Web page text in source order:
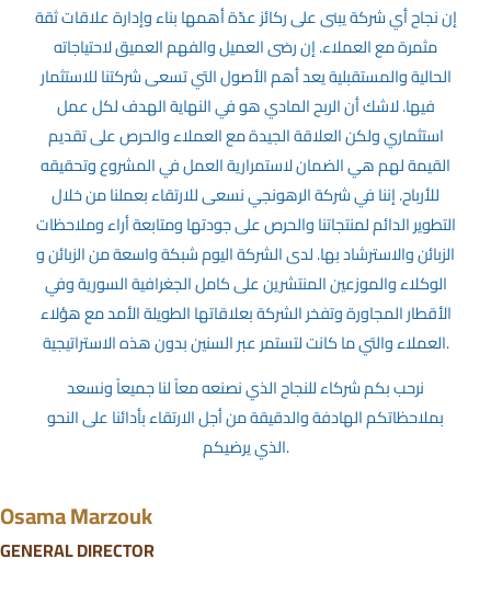
إن نجاح أي شركة يبنى على ركائز عدّة أهمها بناء وإدارة علاقات ثقة
مثمرة مع العملاء. إن رضى العميل والفهم العميق لاحتياجاته
الحالية والمستقبلية يعد أهم الأصول التي تسعى شركتنا للاستثمار
فيها. لاشك أن الربح المادي هو في النهاية الهدف لكل عمل
استثماري ولكن العلاقة الجيدة مع العملاء والحرص على تقديم
القيمة لهم هي الضمان لاستمرارية العمل في المشروع وتحقيقه
للأرباح. إننا في شركة الرهونجي نسعى للارتقاء بعملنا من خلال
التطوير الدائم لمنتجاتنا والحرص على جودتها ومتابعة أراء وملاحظات
الزبائن والاسترشاد بها. لدى الشركة اليوم شبكة واسعة من الزبائن و
الوكلاء والموزعين المنتشرين على كامل الجغرافية السورية وفي
الأقطار المجاورة وتفخر الشركة بعلاقاتها الطويلة الأمد مع هؤلاء
العملاء والتي ما كانت لتستمر عبر السنين بدون هذه الاستراتيجية.
نرحب بكم شركاء للنجاح الذي نصنعه معاً لنا جميعاً ونسعد
بملاحظاتكم الهادفة والدقيقة من أجل الارتقاء بأدائنا على النحو
الذي يرضيكم.
Osama Marzouk
GENERAL DIRECTOR